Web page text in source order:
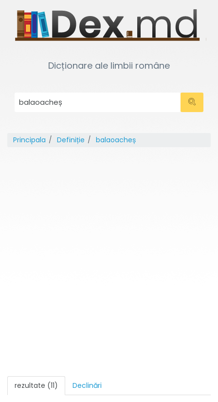
Dicționare ale limbii române
Principala Definiție balaoacheș
rezultate (11) Declinări